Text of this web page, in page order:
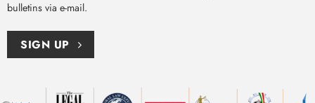
bulletins via e-mail.
SIGN UP